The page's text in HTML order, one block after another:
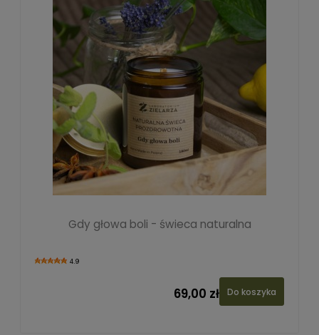
Gdy głowa boli - świeca naturalna
4.9
69,00 zł Do koszyka